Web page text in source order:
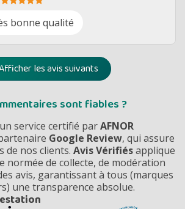
bonne qualité
les avis suivants
sont fiables ?
service certifié parAFNOR
Google Review, qui assure
de nos clients. Avis Vérifiésapplique
normée de collecte, de modération
avis, garantissant à tous (marques
une transparence absolue.